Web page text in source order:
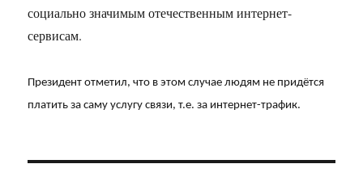
социально значимым отечественным интернет-
сервисам.
Президент отметил, что в этом случае людям не придётся
платить за саму услугу связи, т.е. за интернет-трафик.